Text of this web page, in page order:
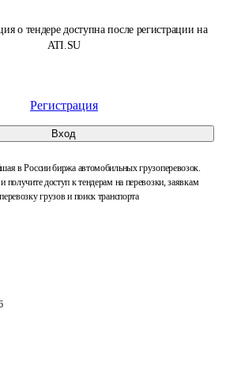
о тендере доступна после регистрации на
ATI.SU
Регистрация
Вход
в России биржа автомобильных грузоперевозок.
и получите доступ к тендерам на перевозки, заявкам
грузов и поиск транспорта